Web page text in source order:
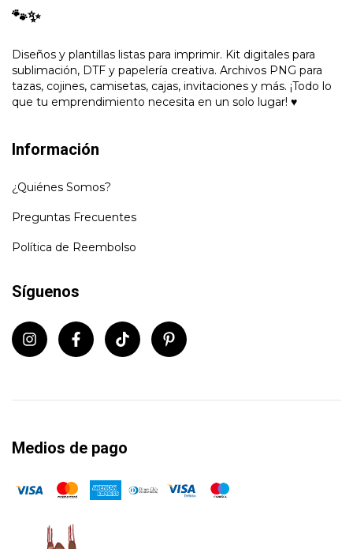
🐾✨
Diseños y plantillas listas para imprimir. Kit digitales para
sublimación, DTF y papelería creativa. Archivos PNG para
tazas, cojines, camisetas, cajas, invitaciones y más. ¡Todo lo
que tu emprendimiento necesita en un solo lugar! ♥
Información
¿Quiénes Somos?
Preguntas Frecuentes
Política de Reembolso
Síguenos
Medios de pago